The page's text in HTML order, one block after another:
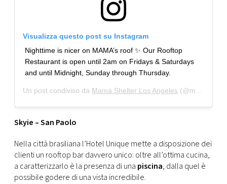
Visualizza questo post su Instagram
Nighttime is nicer on MAMA’s roof ✨ Our Rooftop
Restaurant is open until 2am on Fridays & Saturdays
and until Midnight, Sunday through Thursday.
Un post condiviso da Mama Shelter Los Angeles (@mamashelterla) in data:
Skyie – San Paolo
Nella città brasiliana l’Hotel Unique mette a disposizione dei
clienti un rooftop bar davvero unico: oltre all’ottima cucina,
a caratterizzarlo è la presenza di una piscina, dalla quel è
possibile godere di una vista incredibile.